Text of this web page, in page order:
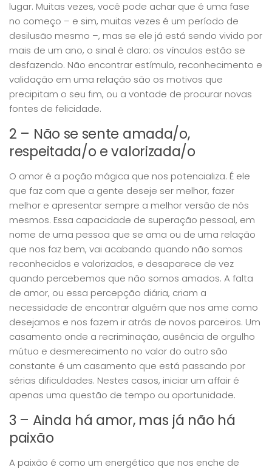
lugar. Muitas vezes, você pode achar que é uma fase
no começo – e sim, muitas vezes é um período de
desilusão mesmo –, mas se ele já está sendo vivido por
mais de um ano, o sinal é claro: os vínculos estão se
desfazendo. Não encontrar estímulo, reconhecimento e
validação em uma relação são os motivos que
precipitam o seu fim, ou a vontade de procurar novas
fontes de felicidade.
2 – Não se sente amada/o,
respeitada/o e valorizada/o
O amor é a poção mágica que nos potencializa. É ele
que faz com que a gente deseje ser melhor, fazer
melhor e apresentar sempre a melhor versão de nós
mesmos. Essa capacidade de superação pessoal, em
nome de uma pessoa que se ama ou de uma relação
que nos faz bem, vai acabando quando não somos
reconhecidos e valorizados, e desaparece de vez
quando percebemos que não somos amados. A falta
de amor, ou essa percepção diária, criam a
necessidade de encontrar alguém que nos ame como
desejamos e nos fazem ir atrás de novos parceiros. Um
casamento onde a recriminação, ausência de orgulho
mútuo e desmerecimento no valor do outro são
constante é um casamento que está passando por
sérias dificuldades. Nestes casos, iniciar um affair é
apenas uma questão de tempo ou oportunidade.
3 – Ainda há amor, mas já não há
paixão
A paixão é como um energético que nos enche de